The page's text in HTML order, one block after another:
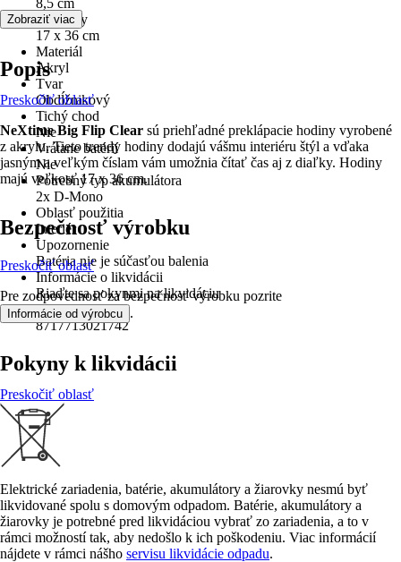
8,5 cm
Rozmery
17 x 36 cm
Materiál
Akryl
Tvar
Obdĺžnikový
Tichý chod
Nie
Vrátane batérií
Nie
Potrebný typ akumulátora
2x D-Mono
Oblasť použitia
Interiér
Upozornenie
Batéria nie je súčasťou balenia
Informácie o likvidácii
Riaďte sa pokynmi na likvidáciu
EAN
8717713021742
Zobraziť viac
Popis
Preskočiť oblasť
NeXtime Big Flip Clear sú priehľadné preklápacie hodiny vyrobené
z akrylu. Tieto trendy hodiny dodajú vášmu interiéru štýl a vďaka
jasným a veľkým číslam vám umožnia čítať čas aj z diaľky. Hodiny
majú veľkosť 17 x 36 cm.
Bezpečnosť výrobku
Preskočiť oblasť
Pre zodpovednosť za bezpečnosť výrobku pozrite
Informácie od výrobcu .
Pokyny k likvidácii
Preskočiť oblasť
Elektrické zariadenia, batérie, akumulátory a žiarovky nesmú byť
likvidované spolu s domovým odpadom. Batérie, akumulátory a
žiarovky je potrebné pred likvidáciou vybrať zo zariadenia, a to v
rámci možností tak, aby nedošlo k ich poškodeniu. Viac informácií
nájdete v rámci nášho servisu likvidácie odpadu.